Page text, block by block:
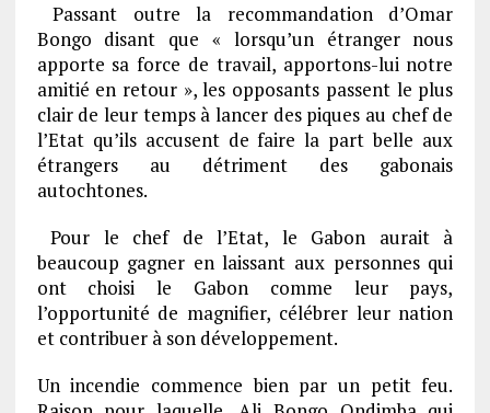
Passant outre la recommandation d’Omar
Bongo disant que « lorsqu’un étranger nous
apporte sa force de travail, apportons-lui notre
amitié en retour », les opposants passent le plus
clair de leur temps à lancer des piques au chef de
l’Etat qu’ils accusent de faire la part belle aux
étrangers au détriment des gabonais
autochtones.
Pour le chef de l’Etat, le Gabon aurait à
beaucoup gagner en laissant aux personnes qui
ont choisi le Gabon comme leur pays,
l’opportunité de magnifier, célébrer leur nation
et contribuer à son développement.
Un incendie commence bien par un petit feu.